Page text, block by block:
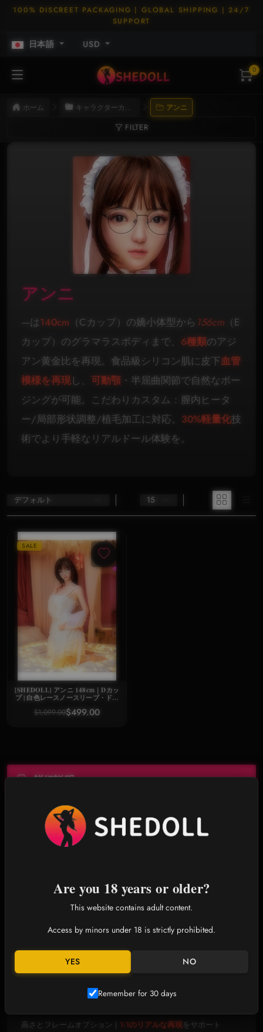
100% DISCREET PACKAGING | GLOBAL SHIPPING | 24/7
SUPPORT
日本語 USD
0
ホーム キャラクターカード アンニ
FILTER
アンニ
—は140cm （Cカップ）の嬌小体型から 156cm （E
カップ）のグラマラスボディまで、 6種類のアジ
アン黄金比を再現。食品級シリコン肌に皮下血管
模様を再現し、 可動顎 ・半屈曲関節で自然なポー
ジングが可能。こだわりカスタム：膣内ヒータ
ー/局部形状調整/植毛加工に対応。 30%軽量化技
術でより手軽なリアルドール体験を。
SALE
[SHEDOLL] アンニ 148cm｜Dカッ
プ | 白色レースノースリーブ・ドレ
ート機能 | オタク専属バーチャル妻
$1,099.00$499.00
詳細説明
究極のシミュレーション、カスタ
マイズ可能なパートナー｜Shedoll
アンニ シリーズ：多彩なボディタ
[6種類のアジアン黄金比フィギュア]
小柄な140cm（Aカップ）から、長身で豊満な156cm（Eカッ
に再現。人間工学に基づいて最適化された採寸により、リアル
な感触と抱き心地を実現。
特許取得済みのカスタマイズ技術 |
理想のパートナーを創り出そう
高さとフレームオプション | 1:1のリアルな再現をサポート
Are you 18 years or older?
This website contains adult content.
Access by minors under 18 is strictly prohibited.
YES NO
Remember for 30 days